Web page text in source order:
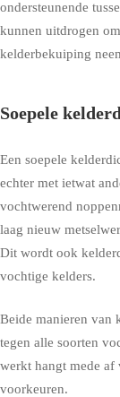
ondersteunende
kunnen uitdrogen
kelderbekuiping
Soepele
Een soepele
echter met ietwat
vochtwerend
laag nieuw
Dit wordt ook
vochtige kelders.
Beide manieren van
tegen alle soorten
werkt hangt mede
voorkeuren.